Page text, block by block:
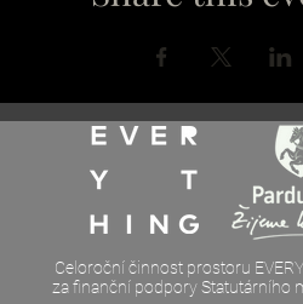
Celoroční činnost prostoru
za finanční podpory Statutárního